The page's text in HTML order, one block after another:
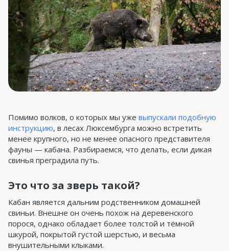
Помимо волков, о которых мы уже выпускали подобную
инструкцию, в лесах Люксембурга можно встретить
менее крупного, но не менее опасного представителя
фауны — кабана. Разбираемся, что делать, если дикая
свинья преградила путь.
Это что за зверь такой?
Кабан является дальним родственником домашней
свиньи. Внешне он очень похож на деревенского
порося, однако обладает более толстой и тёмной
шкурой, покрытой густой шерстью, и весьма
внушительными клыками.